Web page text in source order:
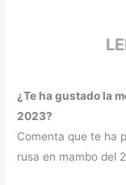
¿Te ha gustado la
2023?
Comenta que te ha
rusa en mambo del